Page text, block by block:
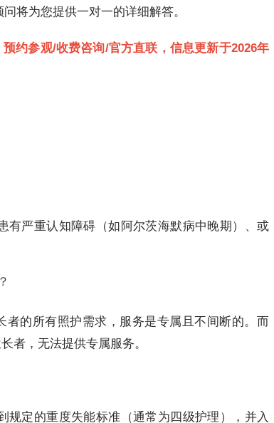
将为您提供一对一的详细解答。
约参观/收费咨询/官方直联，信息更新于2026年
有严重认知障碍（如阿尔茨海默病中晚期）、或
者的所有照护需求，服务是专属且不间断的。而
者，无法提供专属服务。
规定的重度失能标准（通常为四级护理），并入